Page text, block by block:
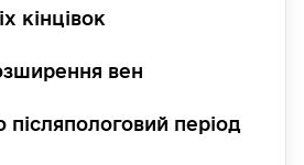
кінцівок
вен
післяпологовий період